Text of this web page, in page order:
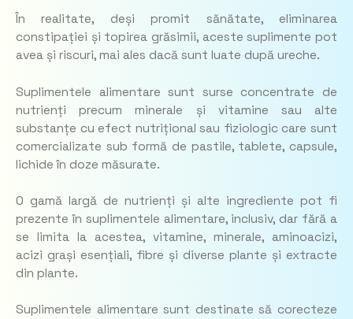
În realitate, deși promit sănătate, eliminarea
constipației și topirea grăsimii, aceste suplimente pot
avea și riscuri, mai ales dacă sunt luate după ureche.
Suplimentele alimentare sunt surse concentrate de
nutrienți precum minerale și vitamine sau alte
substanțe cu efect nutrițional sau fiziologic care sunt
comercializate sub formă de pastile, tablete, capsule,
lichide în doze măsurate.
O gamă largă de nutrienți și alte ingrediente pot fi
prezente în suplimentele alimentare, inclusiv, dar fără a
se limita la acestea, vitamine, minerale, aminoacizi,
acizi grași esențiali, fibre și diverse plante și extracte
din plante.
Suplimentele alimentare sunt destinate să corecteze